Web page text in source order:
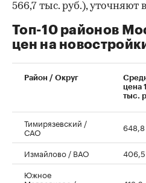
00:00 / 00:00
566,7 тыс. руб.), уточняют
Топ-10 районов
цен на
Район / Округ
цена
тыс.
Тимирязевский /
САО 648,8
Измайлово / ВАО 406,5
Южное